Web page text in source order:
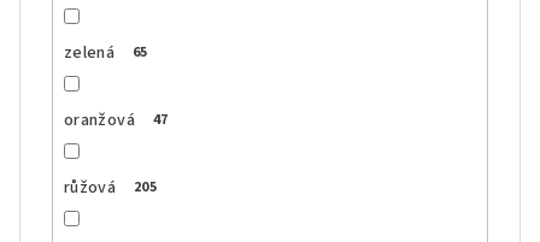
zelená 65
oranžová 47
růžová 205